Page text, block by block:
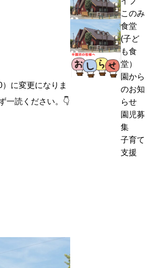
に変更になりま
一読ください。👇
記
事
ら
せ
ん
ぱ
く
通
信
8
月
号
＆
ぽ
ん
ち
熱
中
症
警
戒
ア
ラ
ー
ト
発
表
お
里
帰
り
の
お
知
ら
このみ
食堂
(子ど
も食
堂）
園から
のお知
らせ
園児募
集
子育て
支援